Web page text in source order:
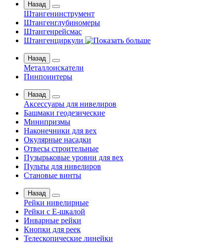
Назад
Штангенинструмент
Штангенглубиномеры
Штангенрейсмас
Штангенциркули
Назад
Металлоискатели
Пинпоинтеры
Назад
Аксессуары для нивелиров
Башмаки геодезические
Минипризмы
Наконечники для вех
Окулярные насадки
Отвесы строительные
Пузырьковые уровни для вех
Пульты для нивелиров
Становые винты
Назад
Рейки нивелирные
Рейки с Е-шкалой
Инварные рейки
Кнопки для реек
Телескопические линейки